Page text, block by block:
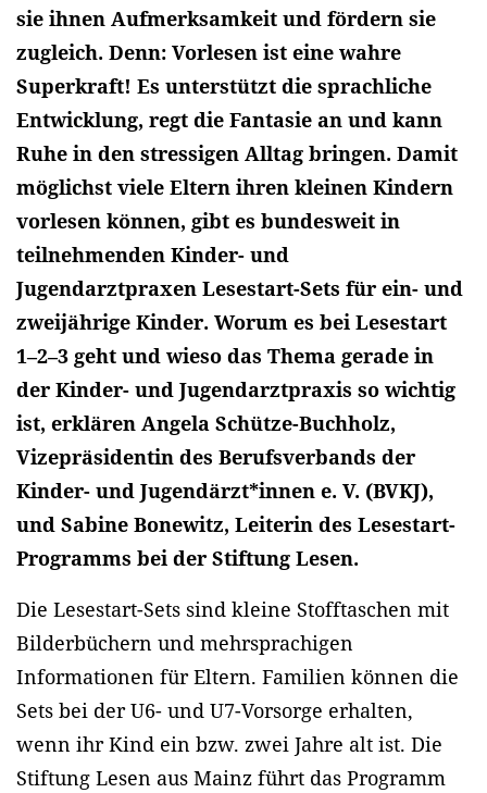
sie ihnen Aufmerksamkeit und fördern sie
zugleich. Denn: Vorlesen ist eine wahre
Superkraft! Es unterstützt die sprachliche
Entwicklung, regt die Fantasie an und kann
Ruhe in den stressigen Alltag bringen. Damit
möglichst viele Eltern ihren kleinen Kindern
vorlesen können, gibt es bundesweit in
teilnehmenden Kinder- und
Jugendarztpraxen Lesestart-Sets für ein- und
zweijährige Kinder. Worum es bei Lesestart
1–2–3 geht und wieso das Thema gerade in
der Kinder- und Jugendarztpraxis so wichtig
ist, erklären Angela Schütze-Buchholz,
Vizepräsidentin des Berufsverbands der
Kinder- und Jugendärzt*innen e. V. (BVKJ),
und Sabine Bonewitz, Leiterin des Lesestart-
Programms bei der Stiftung Lesen.
Die Lesestart-Sets sind kleine Stofftaschen mit
Bilderbüchern und mehrsprachigen
Informationen für Eltern. Familien können die
Sets bei der U6- und U7-Vorsorge erhalten,
wenn ihr Kind ein bzw. zwei Jahre alt ist. Die
Stiftung Lesen aus Mainz führt das Programm